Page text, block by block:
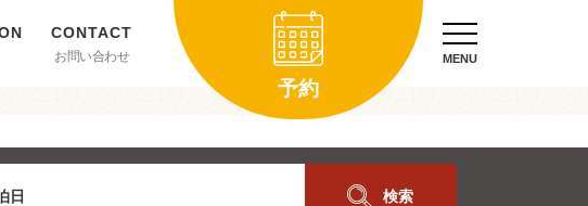
お問い合わせ
予約
MENU
検索